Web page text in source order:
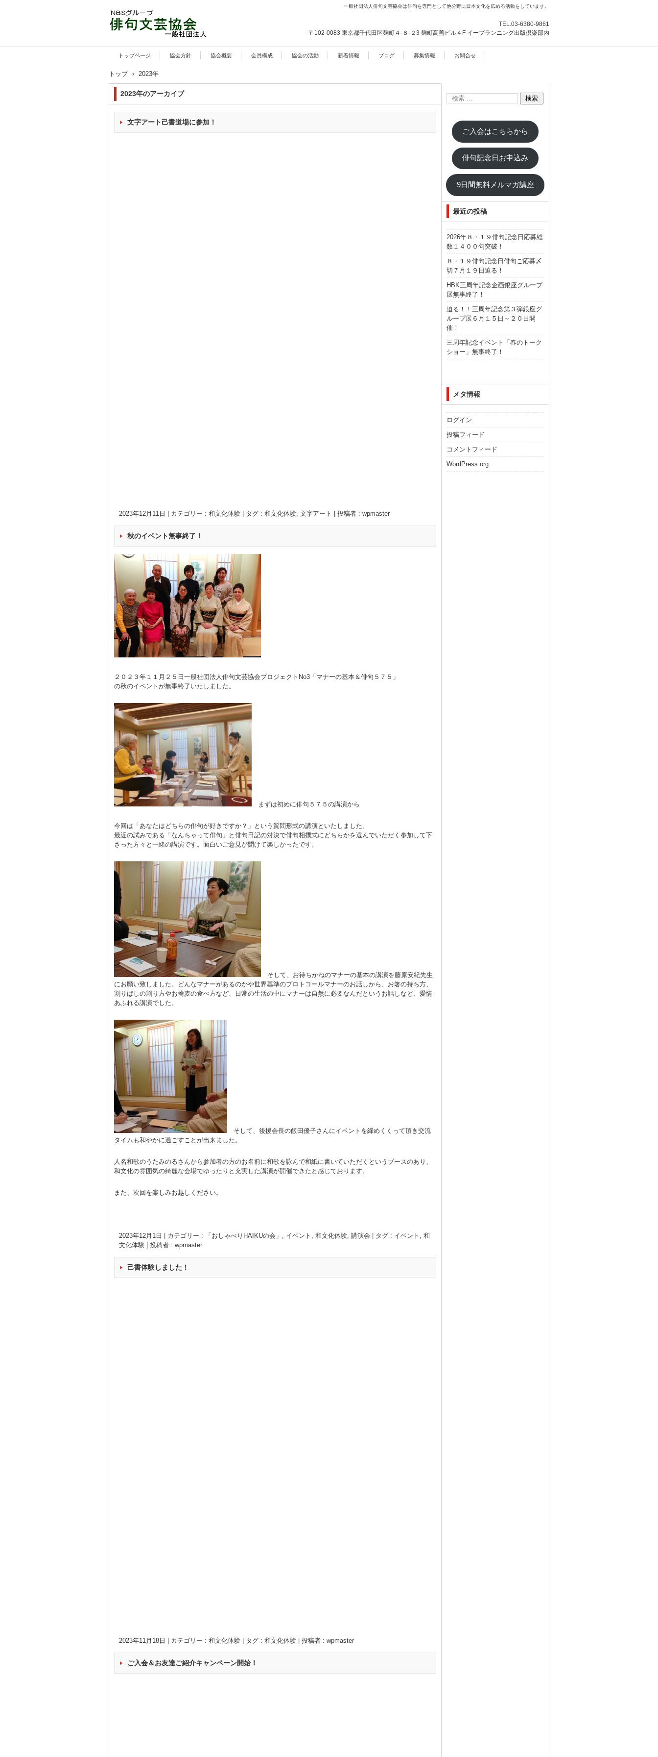
一般社団法人俳句文芸協会は俳句を専門として他分野に日本文化を広める活動をしています。
TEL.03-6380-9861
〒102-0083 東京都千代田区麹町４-８-２3 麹町高善ビル４F イープランニング出版倶楽部内
トップページ 協会方針 協会概要 会員構成 協会の活動 新着情報 ブログ 募集情報 お問合せ
トップ › 2023年
2023年のアーカイブ
文字アート己書道場に参加！
2023年12月11日 カテゴリー : 和文化体験 タグ : 和文化体験, 文字アート 投稿者 : wpmaster
秋のイベント無事終了！
２０２３年１１月２５日一般社団法人俳句文芸協会プロジェクトNo3「マナーの基本＆俳句５７５」
の秋のイベントが無事終了いたしました。
まずは初めに俳句５７５の講演から
今回は「あなたはどちらの俳句が好きですか？」という質問形式の講演といたしました。
最近の試みである「なんちゃって俳句」と俳句日記の対決で俳句相撲式にどちらかを選んでいただく参加して下
さった方々と一緒の講演です。面白いご意見が聞けて楽しかったです。
そして、お待ちかねのマナーの基本の講演を藤原安紀先生
にお願い致しました。どんなマナーがあるのかや世界基準のプロトコールマナーのお話しから、お箸の持ち方、
割りばしの割り方やお蕎麦の食べ方など、日常の生活の中にマナーは自然に必要なんだというお話しなど、愛情
あふれる講演でした。
そして、後援会長の飯田優子さんにイベントを締めくくって頂き交流
タイムも和やかに過ごすことが出来ました。
人名和歌のうたみのるさんから参加者の方のお名前に和歌を詠んで和紙に書いていただくというブースのあり、
和文化の雰囲気の綺麗な会場でゆったりと充実した講演が開催できたと感じております。
また、次回を楽しみお越しください。
2023年12月1日 カテゴリー : 「おしゃべりHAIKUの会」 , イベント , 和文化体験, 講演会 タグ : イベント , 和
文化体験
投稿者 : wpmaster
己書体験しました！
2023年11月18日 カテゴリー : 和文化体験 タグ : 和文化体験 投稿者 : wpmaster
ご入会＆お友達ご紹介キャンペーン開始！
ご入会はこちらから
俳句記念日お申込み
9日間無料メルマガ講座
最近の投稿
2026年８・１９俳句記念日応募総
数１４００句突破！
８・１９俳句記念日俳句ご応募〆
切７月１９日迫る！
HBK三周年記念企画銀座グループ
展無事終了！
迫る！！三周年記念第３弾銀座グ
ループ展６月１５日～２０日開
催！
三周年記念イベント「春のトーク
ショー」無事終了！
メタ情報
ログイン
投稿フィード
コメントフィード
WordPress.org